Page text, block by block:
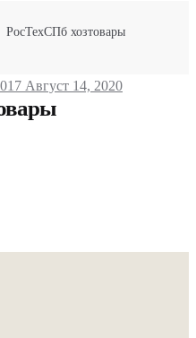
РосТехСПб хозтовары
Август 14, 2020